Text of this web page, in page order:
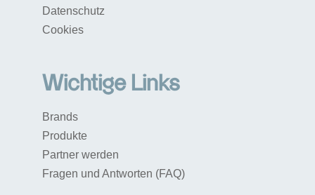
Datenschutz
Cookies
Wichtige Links
Brands
Produkte
Partner werden
Fragen und Antworten (FAQ)